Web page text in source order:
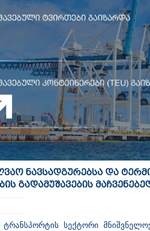
ნავსადგურებსა და
გადამუშავების
სექტორი